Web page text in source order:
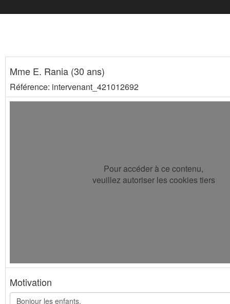
Mme E. Rania (30 ans)
Référence: intervenant_421012692
Pour accéder à ce contenu,
veuillez autoriser les cookies tiers
Motivation